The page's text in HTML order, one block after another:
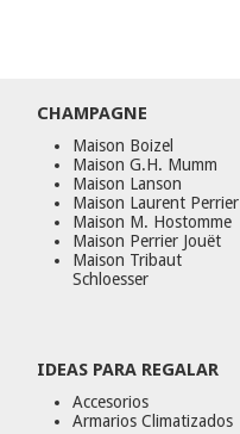
CHAMPAGNE
Maison Boizel
Maison G.H. Mumm
Maison Lanson
Maison Laurent Perrier
Maison M. Hostomme
Maison Perrier Jouët
Maison Tribaut
Schloesser
IDEAS PARA REGALAR
Accesorios
Armarios Climatizados